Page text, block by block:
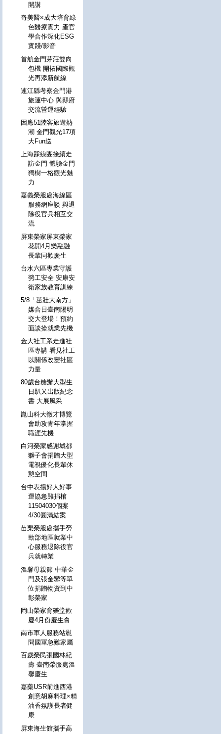
開講
奇美醫×成大培育綠
色醫療實力 產官
學合作深化ESG
實踐/影音
首航金門芽莊雙向
包機 開拓國際觀
光再添新航線
連江縣考察金門港
旅運中心 與縣府
交流營運經驗
因應51陸客旅遊熱
潮 金門觀光17項
大Fun送
上海踩線團接續走
訪金門 體驗金門
獨樹一格觀光魅
力
嘉義榮服處海線區
服務網座談 與退
除役官兵相互交
流
屏東榮家屏東榮家
花開4月樂融融
長輩同歡慶生
台水六區專業守護
勞工安全 安康安
衛家族教育訓練
5/8「茁壯大南方」
媒合日臺南陽明
交大登場！預約
面談搶就業先機
金大社工系走進社
區專講 看見社工
以關係改變社區
力量
80歲台糖辦大型生
日趴又出版紀念
書 大展風采
崑山科大徵才博覽
會助攻青年掌握
職涯先機
白河榮家感謝城都
獅子會捐贈大型
電視優化長輩休
憩空間
台中表揚好人好事
運協急難捐棺
11504030個案
4/30圓滿結案
苗栗榮服處攜手勞
動部地區就業中
心服務退除役官
兵就轉業
溫馨母親節 中華金
門及張金鑾等單
位捐贈物資到中
彰榮家
岡山榮家育樂堂歡
慶4月份慶生會
南市軍人服務站慰
問國軍急難家屬
百歲榮民張國林紀
壽 臺南榮服處溫
馨慶生
嘉藥USR前進西港
創意胡麻料理×精
油香氛護長者健
康
屏東海生館攜手高